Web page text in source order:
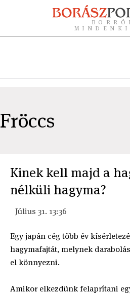
Fröccs
Kinek kell majd a
nélküli hagyma?
Július 31. 13:36
Egy japán cég több év
hagymafajtát, melynek
el könnyezni.
Amikor elkezdünk felaprítani